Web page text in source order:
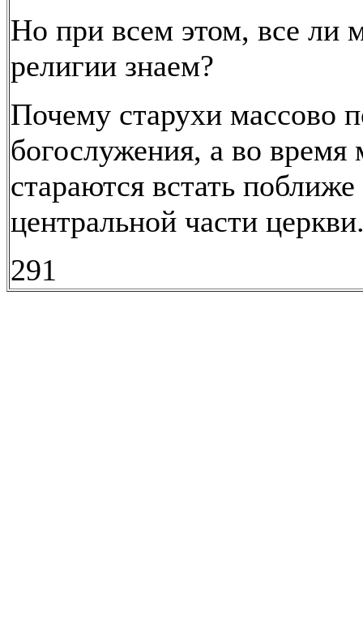
Но при всем этом, все ли
религии знаем?
Почему старухи массово
богослужения, а во время
стараются встать поближе
центральной части
291